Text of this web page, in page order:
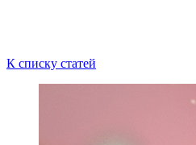
К списку статей